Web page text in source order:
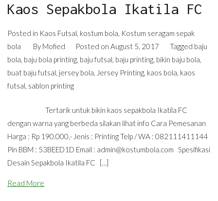
Kaos Sepakbola Ikatila FC
Posted in Kaos Futsal, kostum bola, Kostum seragam sepak
bola
By Mofied Posted onAugust 5, 2017 Tagged baju
bola, baju bola printing, baju futsal, baju printing, bikin baju bola,
buat baju futsal, jersey bola, Jersey Printing, kaos bola, kaos
futsal, sablon printing
Tertarik untuk bikin kaos sepakbola Ikatila FC
dengan warna yang berbeda silakan lihat info Cara Pemesanan
Harga : Rp 190.000,- Jenis : Printing Telp / WA : 082111411144
Pin BBM : 53BEED1D Email : admin@kostumbola.com Spesifikasi
Desain Sepakbola Ikatila FC […]
Read More